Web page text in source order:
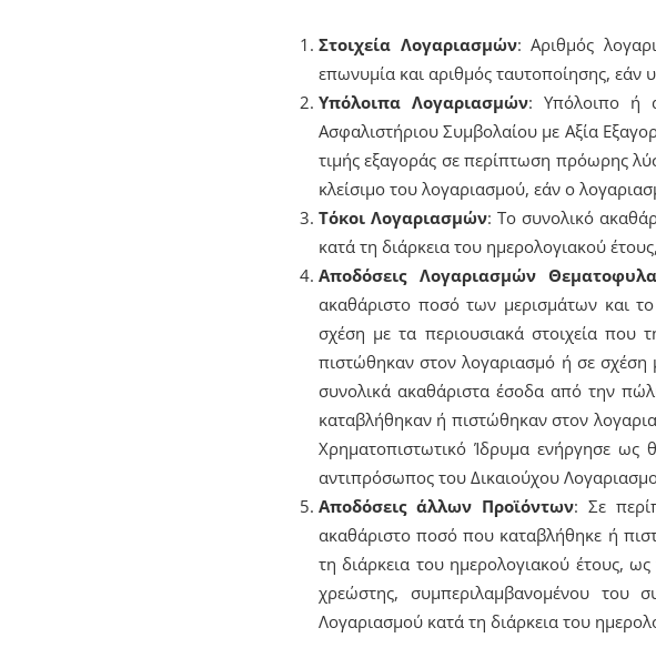
Στοιχεία Λογαριασμών: Αριθμός
επωνυμία και αριθμός ταυτοποίησης, εάν
Υπόλοιπα Λογαριασμών: Υπόλοιπο ή
Ασφαλιστήριου Συμβολαίου με Αξία
τιμής εξαγοράς σε περίπτωση πρόωρης
κλείσιμο του λογαριασμού, εάν ο
Τόκοι Λογαριασμών: Το συνολικό
κατά τη διάρκεια του ημερολογιακού έτους,
Αποδόσεις Λογαριασμών
ακαθάριστο ποσό των μερισμάτων και
σχέση με τα περιουσιακά στοιχεία που
πιστώθηκαν στον λογαριασμό ή σε σχέση
συνολικά ακαθάριστα έσοδα από την
καταβλήθηκαν ή πιστώθηκαν στον
Χρηματοπιστωτικό Ίδρυμα ενήργησε ως
αντιπρόσωπος του Δικαιούχου
Αποδόσεις άλλων Προϊόντων: Σε
ακαθάριστο ποσό που καταβλήθηκε ή
τη διάρκεια του ημερολογιακού έτους,
χρεώστης, συμπεριλαμβανομένου του
Λογαριασμού κατά τη διάρκεια του